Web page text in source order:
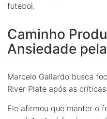
futebol.
Caminho
Ansiedade
Marcelo Gallardo busca
River Plate após as
Ele afirmou que manter o